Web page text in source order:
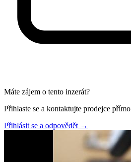
Máte zájem o tento inzerát?
Přihlaste se a kontaktujte prodejce přímo
Přihlásit se a odpovědět →